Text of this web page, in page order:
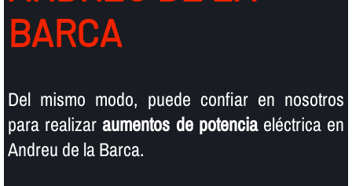
BARCA
Del mismo modo, puede confiar en nosotros
para realizaraumentos de potenciaeléctrica en
Andreu de la Barca.